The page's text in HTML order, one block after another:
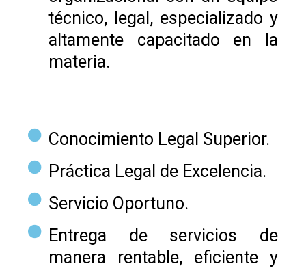
técnico, legal, especializado y
altamente capacitado en la
materia.
Conocimiento Legal Superior.
Práctica Legal de Excelencia.
Servicio Oportuno.
Entrega de servicios de
manera rentable, eficiente y